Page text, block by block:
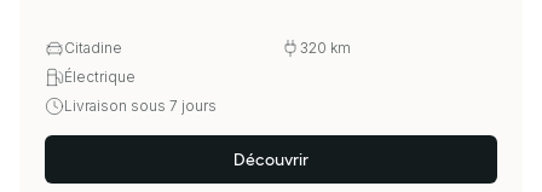
Citadine 320 km
Électrique
Livraison sous 7 jours
Découvrir